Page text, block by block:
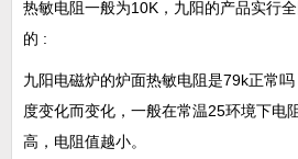
热敏电阻一般为10K，九阳的产品实行
的 :
九阳电磁炉的炉面热敏电阻是79k正常
度变化而变化，一般在常温25环境下电
高，电阻值越小。